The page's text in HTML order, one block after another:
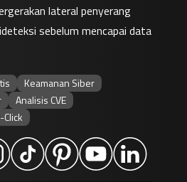
lateral penyerang
sebelum mencapai data
Keamanan Siber
Analisis CVE